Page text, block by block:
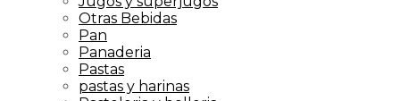
Otras Bebidas
Pan
Panaderia
Pastas
pastas y harinas